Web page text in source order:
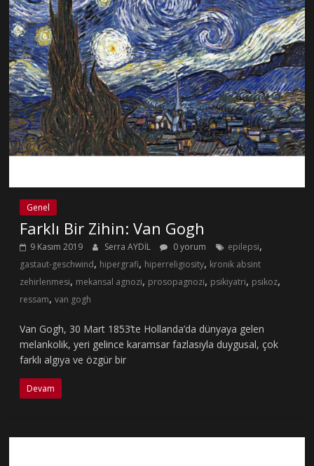
Genel
Farklı Bir Zihin: Van Gogh
9 Kasım 2019 Serra AYDİL 0 yorum epilepsi,
gastaut-geschwind, hipergrafi, hiperreligiosity, kronik absint
zehirlenmesi, mekansal agnozi, prosopagnozi, psikiyatri, psikoz,
ressam,van gogh
Van Gogh, 30 Mart 1853’te Hollanda’da dünyaya gelen
melankolik, yeri gelince karamsar fazlasıyla duygusal, çok
farklı algıya ve özgür bir
Devam